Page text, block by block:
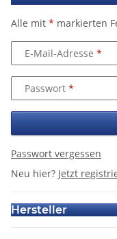
Alle mit * markierten
E-Mail-Adresse
Passwort
Passwort vergessen
Neu hier? Jetzt
Hersteller